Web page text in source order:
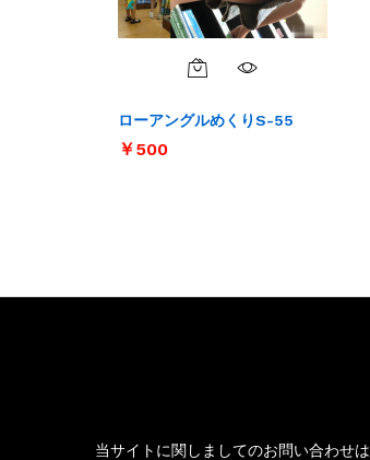
ローアングルめくりS-55
￥500
￥500
当サイトに関しましてのお問い合わせは